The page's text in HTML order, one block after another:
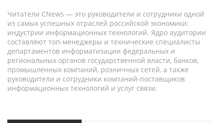
Читатели CNews — это руководители и сотрудники одной
из самых успешных отраслей российской экономики:
индустрии информационных технологий. Ядро аудитории
составляют топ-менеджеры и технические специалисты
департаментов информатизации федеральных и
региональных органов государственной власти, банков,
промышленных компаний, розничных сетей, а также
руководители и сотрудники компаний-поставщиков
информационных технологий и услуг связи.